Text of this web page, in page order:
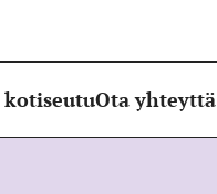
kotiseutuOta yhteyttä